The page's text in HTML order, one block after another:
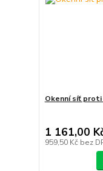
Okenní síť proti
1 161,00
959,50 Kč bez